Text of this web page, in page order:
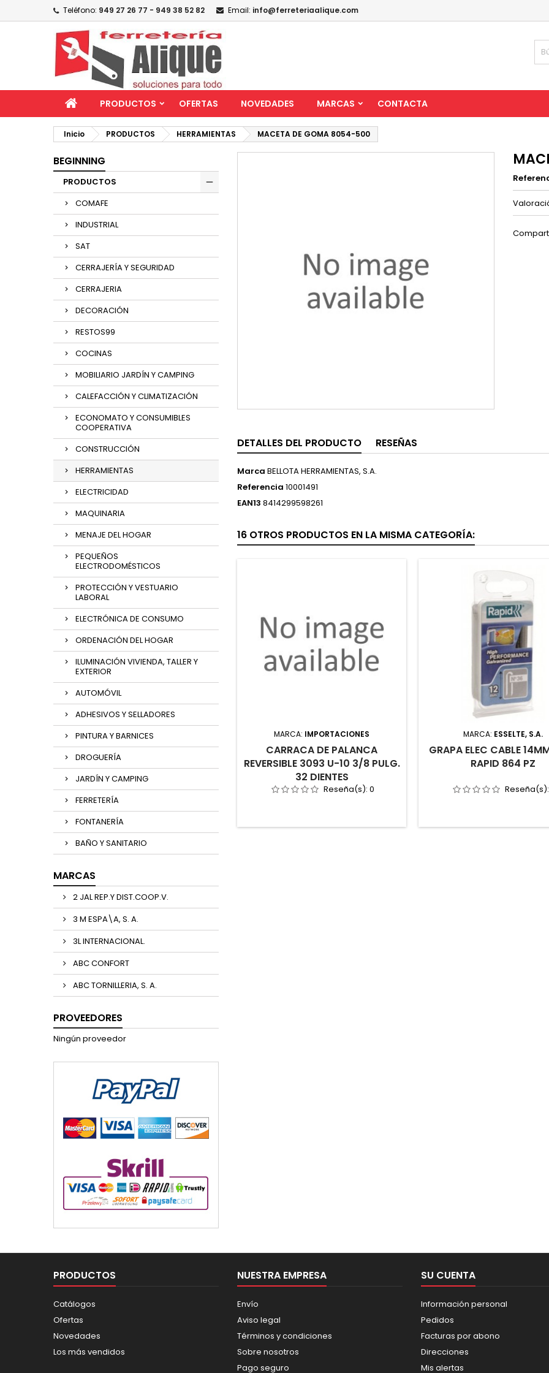
Teléfono: 949 27 26 77 - 949 38 52 82 Email: info@ferreteriaalique.com
PRODUCTOS OFERTAS NOVEDADES MARCAS CONTACTA
Inicio PRODUCTOS HERRAMIENTAS MACETA DE GOMA 8054-500
BEGINNING
PRODUCTOS
COMAFE
INDUSTRIAL
SAT
CERRAJERÍA Y SEGURIDAD
CERRAJERIA
DECORACIÓN
RESTOS99
COCINAS
MOBILIARIO JARDÍN Y CAMPING
CALEFACCIÓN Y CLIMATIZACIÓN
ECONOMATO Y CONSUMIBLES
COOPERATIVA
CONSTRUCCIÓN
HERRAMIENTAS
ELECTRICIDAD
MAQUINARIA
MENAJE DEL HOGAR
PEQUEÑOS
ELECTRODOMÉSTICOS
PROTECCIÓN Y VESTUARIO
LABORAL
ELECTRÓNICA DE CONSUMO
ORDENACIÓN DEL HOGAR
ILUMINACIÓN VIVIENDA, TALLER Y
EXTERIOR
AUTOMÓVIL
ADHESIVOS Y SELLADORES
PINTURA Y BARNICES
DROGUERÍA
JARDÍN Y CAMPING
FERRETERÍA
FONTANERÍA
BAÑO Y SANITARIO
MARCAS
2 JAL REP.Y DIST.COOP.V.
3 M ESPA\A, S. A.
3L INTERNACIONAL.
ABC CONFORT
ABC TORNILLERIA, S. A.
PROVEEDORES
Ningún proveedor
DETALLES DEL PRODUCTO RESEÑAS
Marca BELLOTA HERRAMIENTAS, S.A.
Referencia 10001491
EAN13 8414299598261
16 OTROS PRODUCTOS EN LA MISMA CATEGORÍA:
MARCA: IMPORTACIONES
CARRACA DE PALANCA
REVERSIBLE 3093 U-10 3/8 PULG.
32 DIENTES
Reseña(s): 0
MARCA: ESSELTE, S.A.
GRAPA ELEC CABLE
RAPID 864 PZ
PRODUCTOS
Catálogos
Ofertas
Novedades
Los más vendidos
NUESTRA EMPRESA
Envío
Aviso legal
Términos y condiciones
Sobre nosotros
Pago seguro
SU CUENTA
Información personal
Pedidos
Facturas por abono
Direcciones
Mis alertas